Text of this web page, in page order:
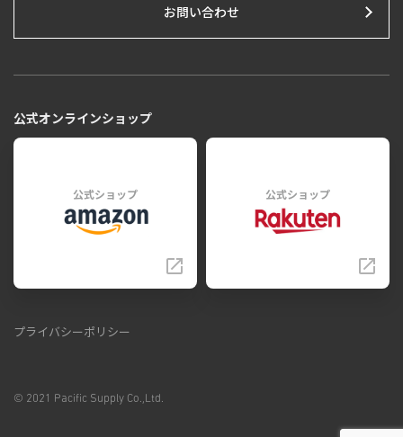
お問い合わせ
公式オンラインショップ
公式ショップ 公式ショップ
プライバシーポリシー
© 2021 Pacific Supply Co.,Ltd.